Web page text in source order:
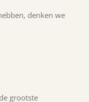
denken we
grootste